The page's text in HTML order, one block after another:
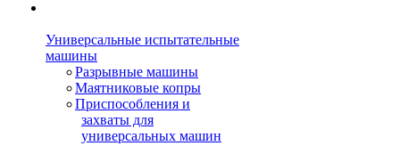
Универсальные испытательные
машины
Разрывные машины
Маятниковые копры
Приспособления и
захваты для
универсальных машин